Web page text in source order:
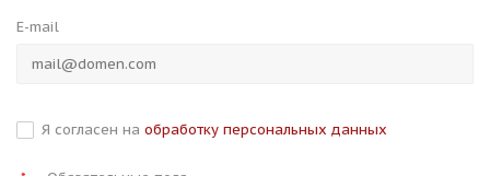
E-mail
Я согласен на обработку персональных данных